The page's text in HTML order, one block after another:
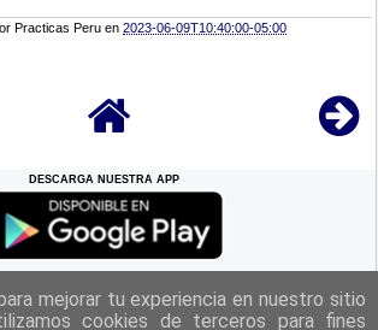
Practicas Peru en2023-06-09T10:40:00-05:00
DESCARGA NUESTRA APP
A LACIMA
mejorar tu experiencia en nuestro sitio
cookies de terceros para fines